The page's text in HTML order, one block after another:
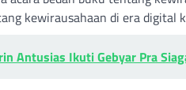
kewirausahaan di era digital
Antusias Ikuti Gebyar Pra